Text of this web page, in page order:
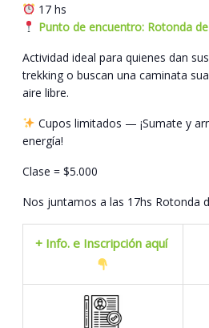
17 hs
Punto de encuentro: Rotonda
Actividad ideal para quienes dan
trekking o buscan una caminata
aire libre.
Cupos limitados — ¡Sumate y
energía!
Clase = $5.000
Nos juntamos a las 17hs Rotonda
+ Info. e Inscripción aquí